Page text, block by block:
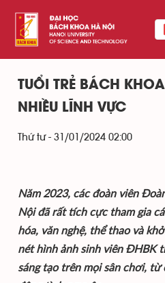
TUỔI TRẺ BÁCH
NHIỀU LĨNH VỰC
Thứ tư - 31/01/2024 02:00
Năm 2023, các đoàn viên
Nội đã rất tích cực tham gia
hóa, văn nghệ, thể thao và
nét hình ảnh sinh viên ĐHBK
sáng tạo trên mọi sân chơi, từ